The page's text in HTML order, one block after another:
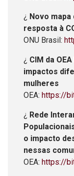
¿ Novo
resposta à
ONU Brasil:
¿ CIM da
impactos
mulheres
OEA: https://
¿ Rede
o impacto
nessas
OEA: https://